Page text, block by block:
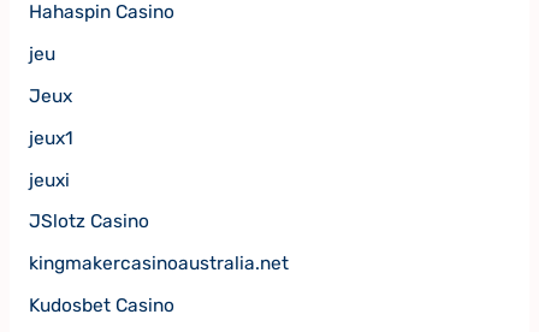
Hahaspin Casino
jeu
Jeux
jeux1
jeuxi
JSlotz Casino
kingmakercasinoaustralia.net
Kudosbet Casino